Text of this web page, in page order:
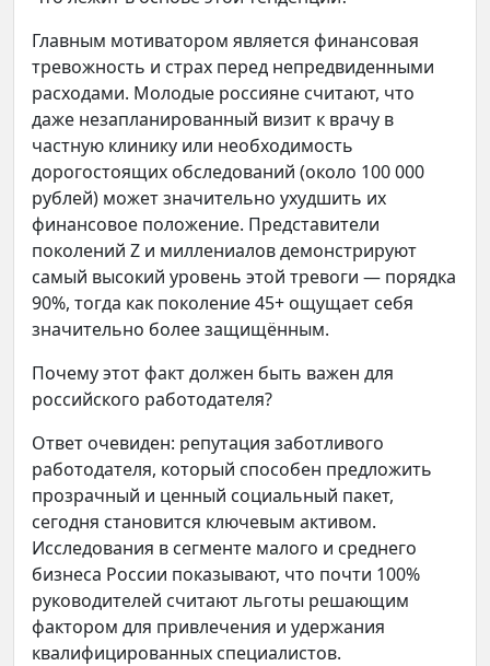
Главным мотиватором является финансовая
тревожность и страх перед непредвиденными
расходами. Молодые россияне считают, что
даже незапланированный визит к врачу в
частную клинику или необходимость
дорогостоящих обследований (около 100 000
рублей) может значительно ухудшить их
финансовое положение. Представители
поколений Z и миллениалов демонстрируют
самый высокий уровень этой тревоги — порядка
90%, тогда как поколение 45+ ощущает себя
значительно более защищённым.
Почему этот факт должен быть важен для
российского работодателя?
Ответ очевиден: репутация заботливого
работодателя, который способен предложить
прозрачный и ценный социальный пакет,
сегодня становится ключевым активом.
Исследования в сегменте малого и среднего
бизнеса России показывают, что почти 100%
руководителей считают льготы решающим
фактором для привлечения и удержания
квалифицированных специалистов.